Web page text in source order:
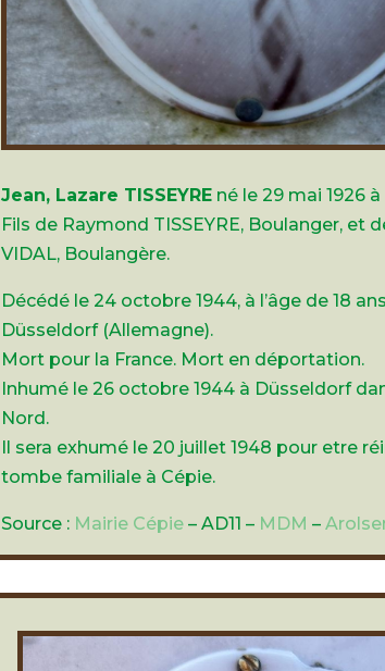
Jean, Lazare TISSEYREné le 29 mai 1926 à
Fils de Raymond TISSEYRE, Boulanger, et
VIDAL, Boulangère.
Décédé le 24 octobre 1944, à l’âge de 18
Düsseldorf (Allemagne).
Mort pour la France. Mort en déportation.
Inhumé le 26 octobre 1944 à Düsseldorf
Nord.
Il sera exhumé le 20 juillet 1948 pour etre
tombe familiale à Cépie.
Source : Mairie Cépie– AD11 – MDM –